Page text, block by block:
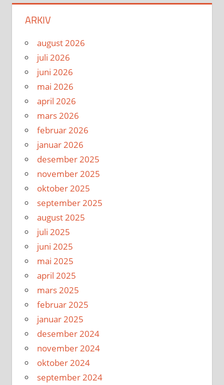
ARKIV
august 2026
juli 2026
juni 2026
mai 2026
april 2026
mars 2026
februar 2026
januar 2026
desember 2025
november 2025
oktober 2025
september 2025
august 2025
juli 2025
juni 2025
mai 2025
april 2025
mars 2025
februar 2025
januar 2025
desember 2024
november 2024
oktober 2024
september 2024